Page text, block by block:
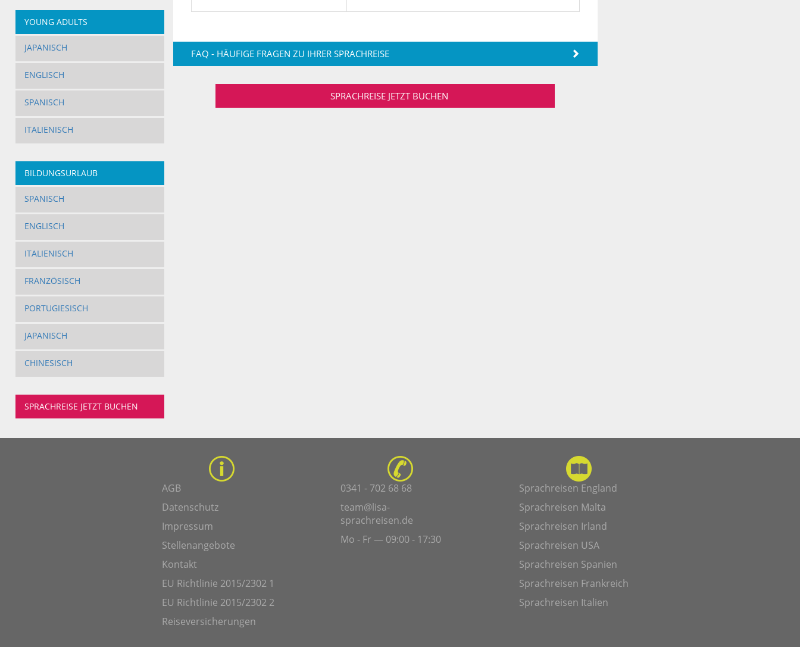
YOUNG ADULTS
JAPANISCH
ENGLISCH
SPANISCH
ITALIENISCH
BILDUNGSURLAUB
SPANISCH
ENGLISCH
ITALIENISCH
FRANZÖSISCH
PORTUGIESISCH
JAPANISCH
CHINESISCH
SPRACHREISE JETZT BUCHEN
FAQ - HÄUFIGE FRAGEN ZU IHRER SPRACHREISE
SPRACHREISE JETZT BUCHEN
AGB
Datenschutz
Impressum
Stellenangebote
Kontakt
EU Richtlinie 2015/2302 1
EU Richtlinie 2015/2302 2
Reiseversicherungen
0341 - 702 68 68
team@lisa-
sprachreisen.de
Mo - Fr — 09:00 - 17:30
Sprachreisen England
Sprachreisen Malta
Sprachreisen Irland
Sprachreisen USA
Sprachreisen Spanien
Sprachreisen Frankreich
Sprachreisen Italien